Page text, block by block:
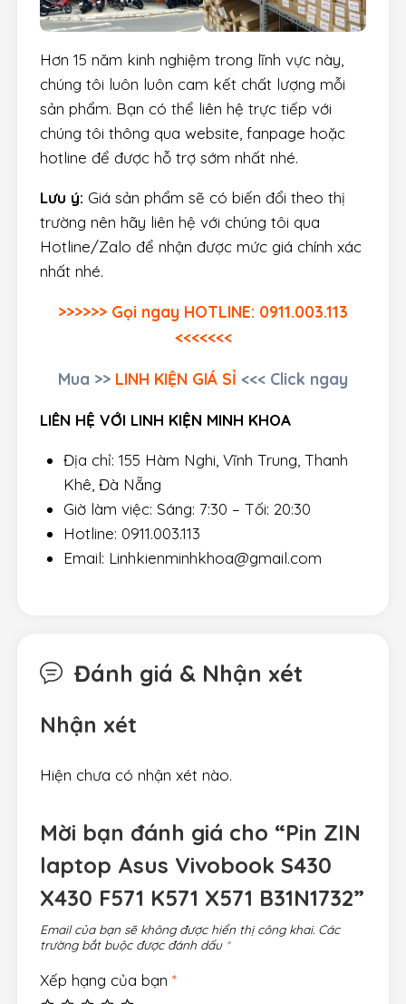
Hơn 15 năm kinh nghiệm trong lĩnh vực này,
chúng tôi luôn luôn cam kết chất lượng mỗi
sản phẩm. Bạn có thể liên hệ trực tiếp với
chúng tôi thông qua website, fanpage hoặc
hotline để được hỗ trợ sớm nhất nhé.
Lưu ý: Giá sản phẩm sẽ có biến đổi theo thị
trường nên hãy liên hệ với chúng tôi qua
Hotline/Zalo để nhận được mức giá chính xác
nhất nhé.
>>>>>> Gọi ngay HOTLINE: 0911.003.113
<<<<<<<
Mua >> LINH KIỆN GIÁ SỈ <<< Click ngay
LIÊN HỆ VỚI LINH KIỆN MINH KHOA
Địa chỉ: 155 Hàm Nghi, Vĩnh Trung, Thanh
Khê, Đà Nẵng
Giờ làm việc: Sáng: 7:30 – Tối: 20:30
Hotline: 0911.003.113
Email: Linhkienminhkhoa@gmail.com
Đánh giá & Nhận xét
Nhận xét
Hiện chưa có nhận xét nào.
Mời bạn đánh giá cho “Pin ZIN
laptop Asus Vivobook S430
X430 F571 K571 X571 B31N1732”
Email của bạn sẽ không được hiển thị công khai. Các
trường bắt buộc được đánh dấu *
Xếp hạng của bạn *